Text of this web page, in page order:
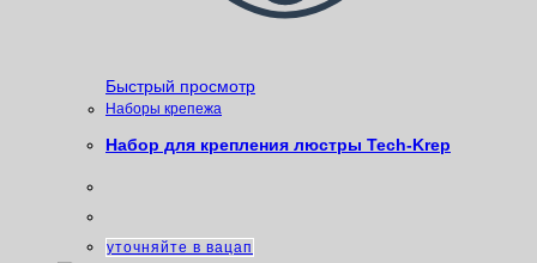
Быстрый просмотр
Наборы крепежа
Набор для крепления люстры Tech-Krep
уточняйте в вацап